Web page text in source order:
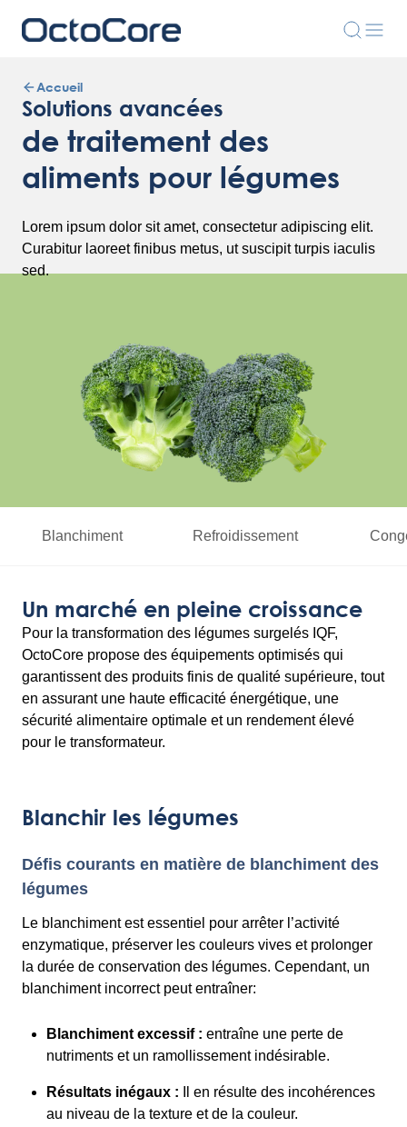
Accueil
Solutions avancées
de traitement des
aliments pour légumes
Lorem ipsum dolor sit amet, consectetur adipiscing elit.
Curabitur laoreet finibus metus, ut suscipit turpis iaculis
sed.
Blanchiment Refroidissement
Un marché en pleine croissance
Pour la transformation des légumes surgelés IQF,
OctoCore propose des équipements optimisés qui
garantissent des produits finis de qualité supérieure, tout
en assurant une haute efficacité énergétique, une
sécurité alimentaire optimale et un rendement élevé
pour le transformateur.
Blanchir les légumes
Défis courants en matière de blanchiment des
légumes
Le blanchiment est essentiel pour arrêter l’activité
enzymatique, préserver les couleurs vives et prolonger
la durée de conservation des légumes. Cependant, un
blanchiment incorrect peut entraîner:
Blanchiment excessif : entraîne une perte de
nutriments et un ramollissement indésirable.
Résultats inégaux : Il en résulte des incohérences
au niveau de la texture et de la couleur.